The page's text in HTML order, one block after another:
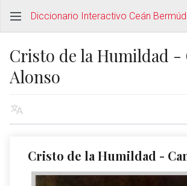
Diccionario Interactivo Ceán
Cristo de la Humildad -
Alonso
Cristo de la Humildad -